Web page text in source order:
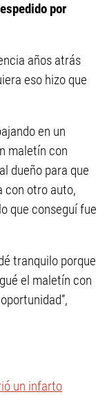
por
años atrás
eso hizo que
en un
maletín con
dueño para que
con otro auto,
que conseguí fue
tranquilo porque
el maletín con
un infarto